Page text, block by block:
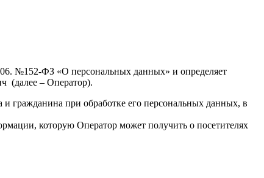
№152-ФЗ «О персональных данных» и определяет
(далее – Оператор).
гражданина при обработке его персональных данных, в
которую Оператор может получить о посетителях